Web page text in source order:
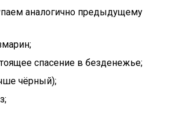
аналогично предыдущему
спасение в безденежье;
чёрный);